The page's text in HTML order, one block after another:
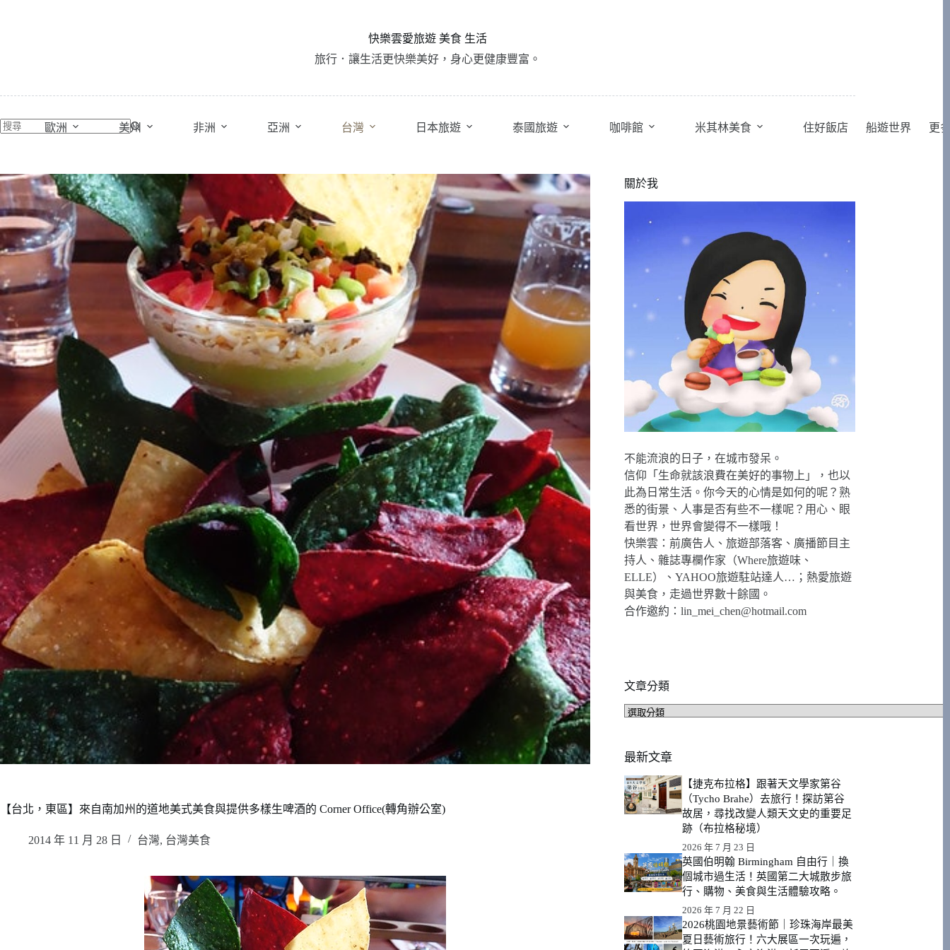
容
快樂雲愛旅遊 美食 生活
旅行．讓生活更快樂美好，身心更健康豐富。
歐洲 美州 非洲 亞洲 台灣 日本旅遊 泰國旅遊 咖啡館 米其林美食 住好飯店 船遊世界 更
【台北，東區】來自南加州的道地美式美食與提供多樣生啤酒的 Corner Office(轉角辦公室)
2014 年 11 月 28 日 台灣, 台灣美食
關於我
不能流浪的日子，在城市發呆。
信仰「生命就該浪費在美好的事物上」，也以
此為日常生活。你今天的心情是如何的呢？熟
悉的街景、人事是否有些不一樣呢？用心、眼
看世界，世界會變得不一樣哦！
快樂雲：前廣告人、旅遊部落客、廣播節目主
持人、雜誌專欄作家（Where旅遊味、
ELLE）、YAHOO旅遊駐站達人…；熱愛旅遊
與美食，走過世界數十餘國。
合作邀約：lin_mei_chen@hotmail.com
文章分類
文
類
最新文章
【捷克布拉格】跟著天文學家第谷
（Tycho Brahe）去旅行！探訪第谷
故居，尋找改變人類天文史的重要足
跡（布拉格秘境）
2026 年 7 月 23 日
英國伯明翰 Birmingham 自由行｜換
個城市過生活！英國第二大城散步旅
行、購物、美食與生活體驗攻略。
2026 年 7 月 22 日
2026桃園地景藝術節｜珍珠海岸最美
夏日藝術旅行！六大展區一次玩遍，